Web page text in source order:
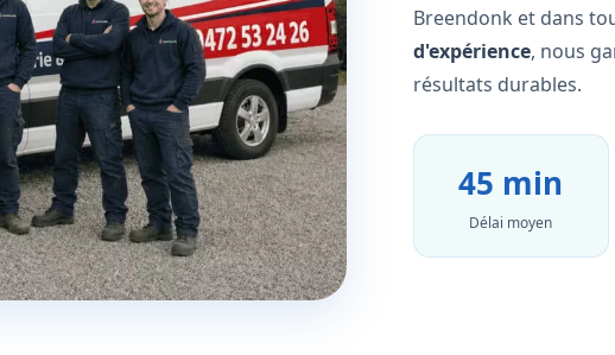
Breendonk et dans
d'expérience, nous
résultats durables.
45 min
Délai moyen